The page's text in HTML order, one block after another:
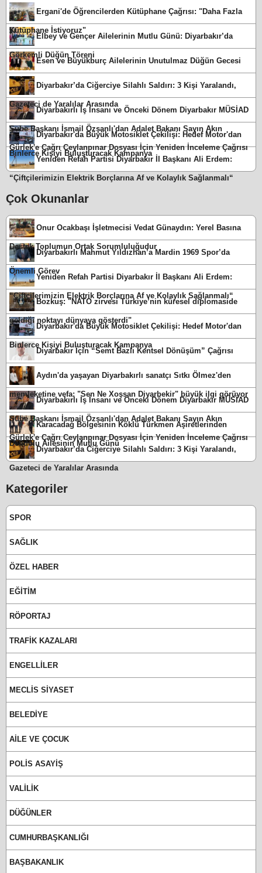
Ergani'de Öğrencilerden Kütüphane Çağrısı: "Daha Fazla
Kütüphane İstiyoruz"
Elbey ve Gençer Ailelerinin Mutlu Günü: Diyarbakır’da
Görkemli Düğün Töreni
Esen ve Büyükburç Ailelerinin Unutulmaz Düğün Gecesi
Diyarbakır’da Ciğerciye Silahlı Saldırı: 3 Kişi Yaralandı,
Gazeteci de Yaralılar Arasında
Diyarbakırlı İş İnsanı ve Önceki Dönem Diyarbakır MÜSİAD
Şube Başkanı İsmail Özşanlı'dan Adalet Bakanı Sayın Akın
Gürlek'e Çağrı Ceylanpınar Dosyası İçin Yeniden İnceleme Çağrısı
Diyarbakır'da Büyük Motosiklet Çekilişi: Hedef Motor'dan
Binlerce Kişiyi Buluşturacak Kampanya
Yeniden Refah Partisi Diyarbakır İl Başkanı Ali Erdem:
“Çiftçilerimizin Elektrik Borçlarına Af ve Kolaylık Sağlanmalı“
Çok Okunanlar
Onur Ocakbaşı İşletmecisi Vedat Günaydın: Yerel Basına
Destek Toplumun Ortak Sorumluluğudur
Diyarbakırlı Mahmut Yıldızhan’a Mardin 1969 Spor’da
Önemli Görev
Yeniden Refah Partisi Diyarbakır İl Başkanı Ali Erdem:
“Çiftçilerimizin Elektrik Borçlarına Af ve Kolaylık Sağlanmalı“
Bozkuş: "NATO zirvesi Türkiye’nin küresel diplomaside
geldiği noktayı dünyaya gösterdi"
Diyarbakır'da Büyük Motosiklet Çekilişi: Hedef Motor'dan
Binlerce Kişiyi Buluşturacak Kampanya
Diyarbakır İçin “Semt Bazlı Kentsel Dönüşüm” Çağrısı
Aydın'da yaşayan Diyarbakırlı sanatçı Sıtkı Ölmez'den
memleketine vefa: "Sen Ne Xoşsan Diyarbekir" büyük ilgi görüyor
Diyarbakırlı İş İnsanı ve Önceki Dönem Diyarbakır MÜSİAD
Şube Başkanı İsmail Özşanlı'dan Adalet Bakanı Sayın Akın
Gürlek'e Çağrı Ceylanpınar Dosyası İçin Yeniden İnceleme Çağrısı
Karacadağ Bölgesinin Köklü Türkmen Aşiretlerinden
Delidolu Ailesinin Mutlu Günü
Diyarbakır’da Ciğerciye Silahlı Saldırı: 3 Kişi Yaralandı,
Gazeteci de Yaralılar Arasında
Kategoriler
SPOR
SAĞLIK
ÖZEL HABER
EĞİTİM
RÖPORTAJ
TRAFİK KAZALARI
ENGELLİLER
MECLİS SİYASET
BELEDİYE
AİLE VE ÇOCUK
POLİS ASAYİŞ
VALİLİK
DÜĞÜNLER
CUMHURBAŞKANLIĞI
BAŞBAKANLIK